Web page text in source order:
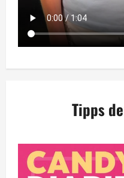
Tipps